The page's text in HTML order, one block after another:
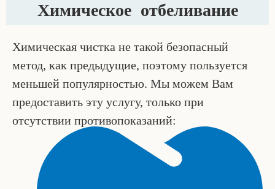
Химическое отбеливание
Химическая чистка не такой безопасный
метод, как предыдущие, поэтому пользуется
меньшей популярностью. Мы можем Вам
предоставить эту услугу, только при
отсутствии противопоказаний: